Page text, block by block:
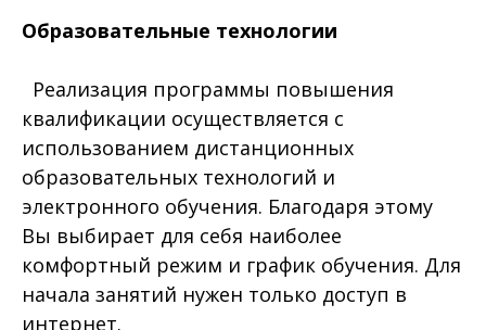
Образовательные технологии
Реализация программы повышения
квалификации осуществляется с
использованием дистанционных
образовательных технологий и
электронного обучения. Благодаря этому
Вы выбирает для себя наиболее
комфортный режим и график обучения. Для
начала занятий нужен только доступ в
интернет.